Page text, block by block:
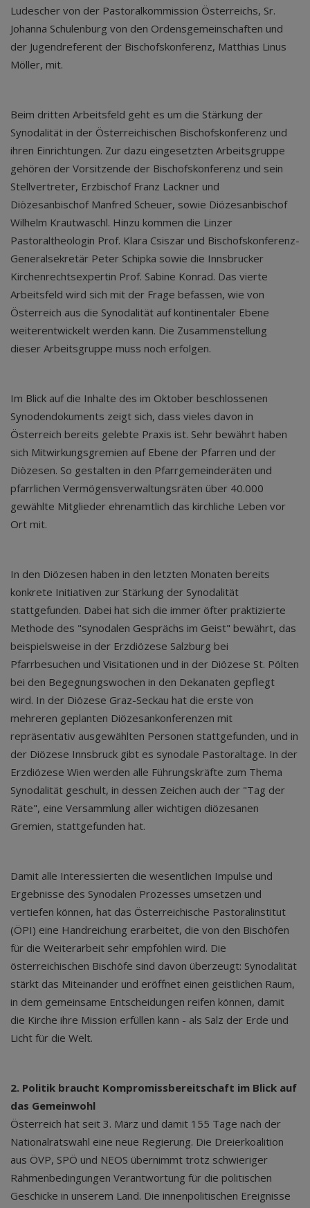
Ludescher von der Pastoralkommission Österreichs, Sr.
Johanna Schulenburg von den Ordensgemeinschaften und
der Jugendreferent der Bischofskonferenz, Matthias Linus
Möller, mit.
Beim dritten Arbeitsfeld geht es um die Stärkung der
Synodalität in der Österreichischen Bischofskonferenz und
ihren Einrichtungen. Zur dazu eingesetzten Arbeitsgruppe
gehören der Vorsitzende der Bischofskonferenz und sein
Stellvertreter, Erzbischof Franz Lackner und
Diözesanbischof Manfred Scheuer, sowie Diözesanbischof
Wilhelm Krautwaschl. Hinzu kommen die Linzer
Pastoraltheologin Prof. Klara Csiszar und Bischofskonferenz-
Generalsekretär Peter Schipka sowie die Innsbrucker
Kirchenrechtsexpertin Prof. Sabine Konrad. Das vierte
Arbeitsfeld wird sich mit der Frage befassen, wie von
Österreich aus die Synodalität auf kontinentaler Ebene
weiterentwickelt werden kann. Die Zusammenstellung
dieser Arbeitsgruppe muss noch erfolgen.
Im Blick auf die Inhalte des im Oktober beschlossenen
Synodendokuments zeigt sich, dass vieles davon in
Österreich bereits gelebte Praxis ist. Sehr bewährt haben
sich Mitwirkungsgremien auf Ebene der Pfarren und der
Diözesen. So gestalten in den Pfarrgemeinderäten und
pfarrlichen Vermögensverwaltungsräten über 40.000
gewählte Mitglieder ehrenamtlich das kirchliche Leben vor
Ort mit.
In den Diözesen haben in den letzten Monaten bereits
konkrete Initiativen zur Stärkung der Synodalität
stattgefunden. Dabei hat sich die immer öfter praktizierte
Methode des "synodalen Gesprächs im Geist" bewährt, das
beispielsweise in der Erzdiözese Salzburg bei
Pfarrbesuchen und Visitationen und in der Diözese St. Pölten
bei den Begegnungswochen in den Dekanaten gepflegt
wird. In der Diözese Graz-Seckau hat die erste von
mehreren geplanten Diözesankonferenzen mit
repräsentativ ausgewählten Personen stattgefunden, und in
der Diözese Innsbruck gibt es synodale Pastoraltage. In der
Erzdiözese Wien werden alle Führungskräfte zum Thema
Synodalität geschult, in dessen Zeichen auch der "Tag der
Räte", eine Versammlung aller wichtigen diözesanen
Gremien, stattgefunden hat.
Damit alle Interessierten die wesentlichen Impulse und
Ergebnisse des Synodalen Prozesses umsetzen und
vertiefen können, hat das Österreichische Pastoralinstitut
(ÖPI) eine Handreichung erarbeitet, die von den Bischöfen
für die Weiterarbeit sehr empfohlen wird. Die
österreichischen Bischöfe sind davon überzeugt: Synodalität
stärkt das Miteinander und eröffnet einen geistlichen Raum,
in dem gemeinsame Entscheidungen reifen können, damit
die Kirche ihre Mission erfüllen kann - als Salz der Erde und
Licht für die Welt.
2. Politik braucht Kompromissbereitschaft im Blick auf
das Gemeinwohl
Österreich hat seit 3. März und damit 155 Tage nach der
Nationalratswahl eine neue Regierung. Die Dreierkoalition
aus ÖVP, SPÖ und NEOS übernimmt trotz schwieriger
Rahmenbedingungen Verantwortung für die politischen
Geschicke in unserem Land. Die innenpolitischen Ereignisse